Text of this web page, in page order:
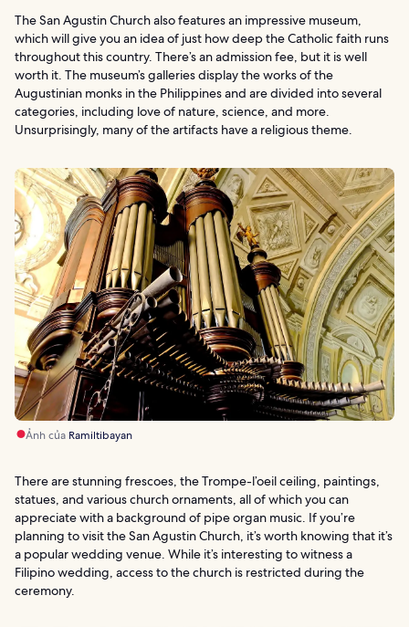
The San Agustin Church also features an impressive museum,
which will give you an idea of just how deep the Catholic faith runs
throughout this country. There’s an admission fee, but it is well
worth it. The museum’s galleries display the works of the
Augustinian monks in the Philippines and are divided into several
categories, including love of nature, science, and more.
Unsurprisingly, many of the artifacts have a religious theme.
Ảnh của Ramiltibayan
There are stunning frescoes, the Trompe-l’oeil ceiling, paintings,
statues, and various church ornaments, all of which you can
appreciate with a background of pipe organ music. If you’re
planning to visit the San Agustin Church, it’s worth knowing that it’s
a popular wedding venue. While it’s interesting to witness a
Filipino wedding, access to the church is restricted during the
ceremony.